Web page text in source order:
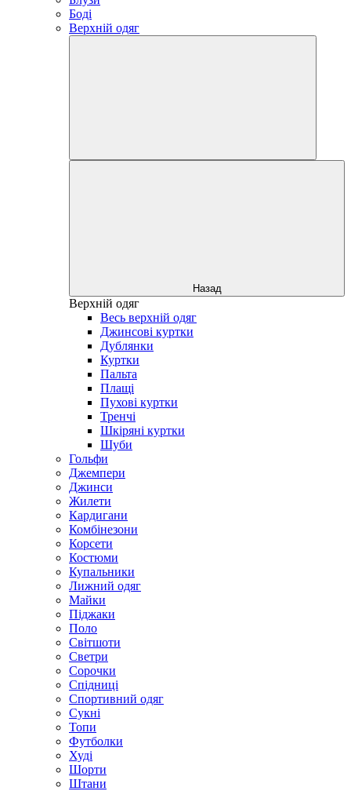
Боді
Верхній одяг
Назад
Верхній одяг
Весь верхній одяг
Джинсові куртки
Дублянки
Куртки
Пальта
Плащі
Пухові куртки
Тренчі
Шкіряні куртки
Шуби
Гольфи
Джемпери
Джинси
Жилети
Кардигани
Комбінезони
Корсети
Костюми
Купальники
Лижний одяг
Майки
Піджаки
Поло
Світшоти
Светри
Сорочки
Спідниці
Спортивний одяг
Сукні
Топи
Футболки
Худі
Шорти
Штани